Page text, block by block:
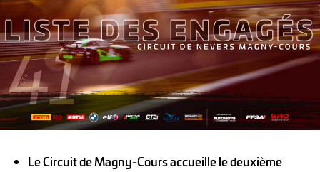
Le Circuit de Magny-Cours accueille le deuxième